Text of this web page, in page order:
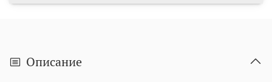
Описание